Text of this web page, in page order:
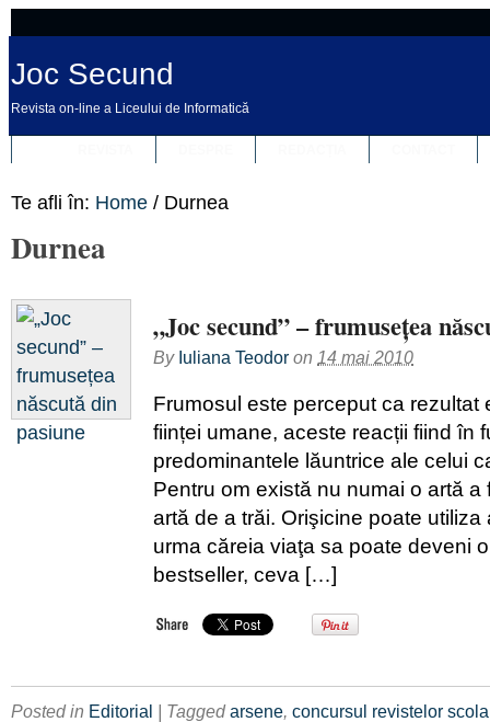
Joc Secund
Revista on-line a Liceului de Informatică
Te afli în: Home / Durnea
Durnea
„Joc secund” – frumusețea
By Iuliana Teodor on 14 mai 2010
Frumosul este perceput ca rezultat
ființei umane, aceste reacții fiind în
predominantele lăuntrice ale celui
Pentru om există nu numai o artă a
artă de a trăi. Orişicine poate
urma căreia viaţa sa poate deveni
bestseller, ceva […]
Posted in Editorial | Taggedarsene, concursul revistelor